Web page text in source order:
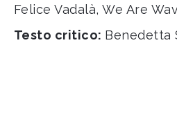
Felice Vadalà, We Are
Testo critico: Benedetta